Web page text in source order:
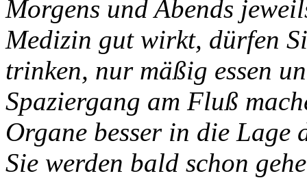
Morgens und Abends
Medizin gut wirkt, dürfen
trinken, nur mäßig essen
Spaziergang am Fluß
Organe besser in die Lage
Sie werden bald schon